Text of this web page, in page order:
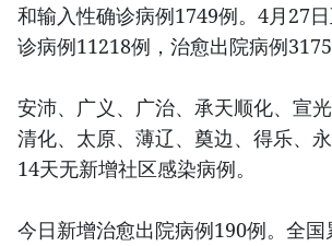
和输入性确诊病例1749例。4月27
诊病例11218例，治愈出院病例3175
安沛、广义、广治、承天顺化、宣光
清化、太原、薄辽、奠边、得乐、
14天无新增社区感染病例。
今日新增治愈出院病例190例。全